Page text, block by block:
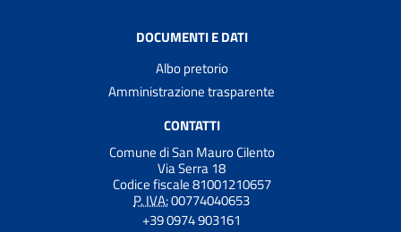
DOCUMENTI E DATI
Albo pretorio
Amministrazione trasparente
CONTATTI
Comune di San Mauro Cilento
Via Serra 18
Codice fiscale 81001210657
P. IVA:00774040653
+39 0974 903161